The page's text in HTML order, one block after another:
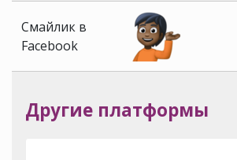
Смайлик в
Facebook
Другие платформы